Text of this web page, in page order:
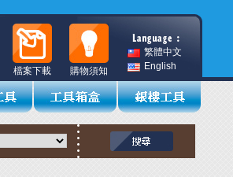
繁體中文
English
購物須知
檔案下載